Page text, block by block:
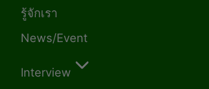
รู้จักเรา
News/Event
Interview